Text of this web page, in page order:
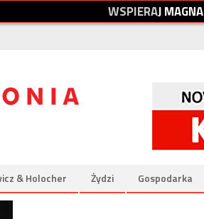
WSPIERAJMAGNA
& Holocher Żydzi Gospodarka